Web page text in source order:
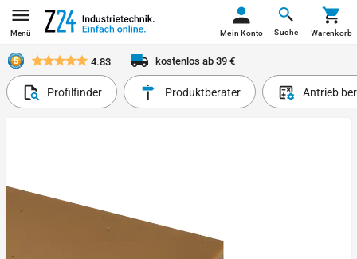
Menü Suche
Mein Konto Warenkorb
4.83 kostenlos ab 39 €
Profilfinder Produktberater Antrieb